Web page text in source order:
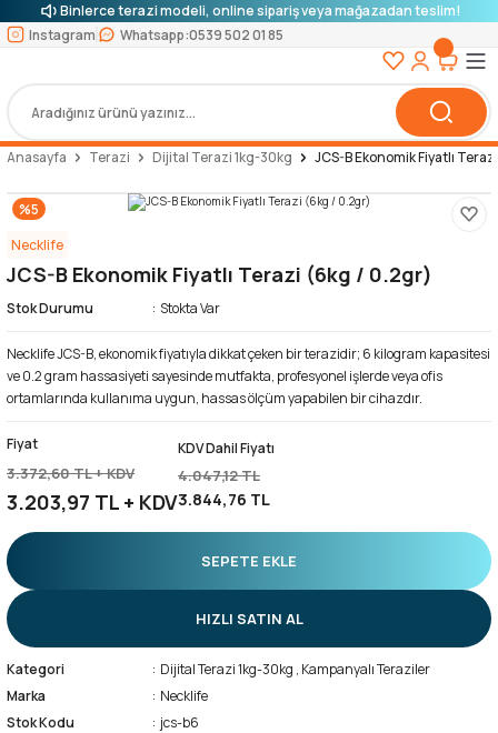
Binlerce terazi modeli, online sipariş veya mağazadan teslim!
Instagram
Whatsapp:0539 502 01 85
Anasayfa Terazi Dijital Terazi 1kg-30kg JCS-B Ekonomik Fiyatlı
%5
Necklife
JCS-B Ekonomik Fiyatlı Terazi (6kg / 0.2gr)
Stok Durumu Stokta Var
Necklife JCS-B, ekonomik fiyatıyla dikkat çeken bir terazidir; 6 kilogram kapasitesi
ve 0.2 gram hassasiyeti sayesinde mutfakta, profesyonel işlerde veya ofis
ortamlarında kullanıma uygun, hassas ölçüm yapabilen bir cihazdır.
Fiyat
3.372,60 TL + KDV
3.203,97 TL + KDV
KDV Dahil Fiyatı
4.047,12 TL
3.844,76 TL
SEPETE EKLE
HIZLI SATIN AL
Kategori Dijital Terazi 1kg-30kg , Kampanyalı Teraziler
Marka
Necklife
Stok Kodu
jcs-b6